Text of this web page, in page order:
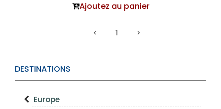
DESTINATIONS
Europe
Ajoutez au panier
1